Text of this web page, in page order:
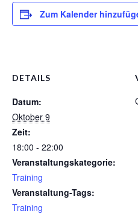
1. Mannschaft
Galerie
FAQ
Mitglied werden
Sektion Am Wenzenbach
Zum Kalender
DETAILS
Datum:
Oktober 9
Zeit:
18:00 - 22:00
Veranstaltungskategorie:
Training
Veranstaltung-Tags:
Training